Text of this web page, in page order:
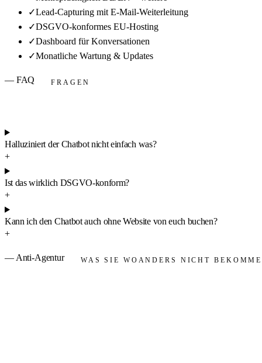
✓Lead-Capturing mit E-Mail-Weiterleitung
✓DSGVO-konformes EU-Hosting
✓Dashboard für Konversationen
✓Monatliche Wartung & Updates
— FAQ FRAGEN
Halluziniert der Chatbot nicht einfach was?
+
Ist das wirklich DSGVO-konform?
+
Kann ich den Chatbot auch ohne Website von euch buchen?
+
— Anti-Agentur WAS SIE WOANDERS NICHT